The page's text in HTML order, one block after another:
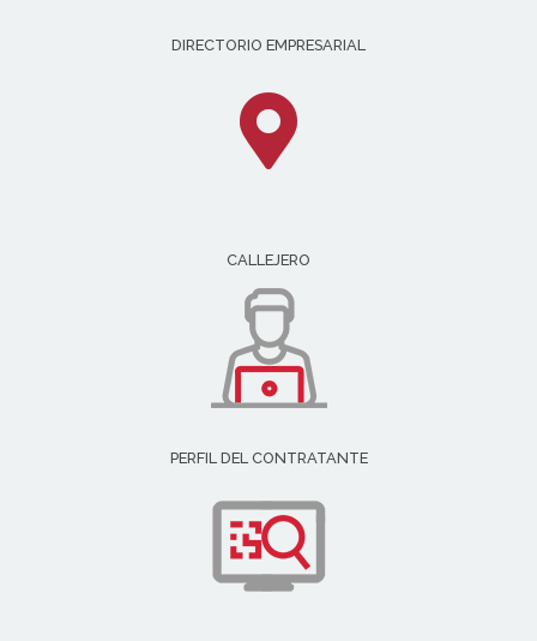
DIRECTORIO EMPRESARIAL
CALLEJERO
PERFIL DEL CONTRATANTE